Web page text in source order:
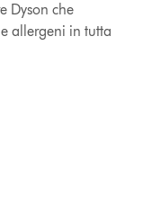
Dyson che
allergeni in tutta